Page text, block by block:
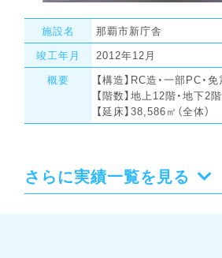
施設名
那覇市新庁舎
竣工年月
2012年12月
概要
【構造】RC造・一部PC・
【階数】地上12階・地下2
【延床】38,586㎡（全体）
さらに実績一覧を見る